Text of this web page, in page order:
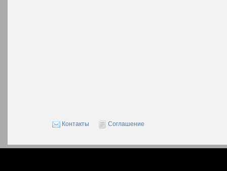
Контакты Соглашение